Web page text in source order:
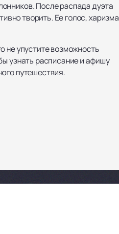
После распада дуэта
творить. Ее голос, харизма
не упустите возможность
узнать расписание и афишу
путешествия.